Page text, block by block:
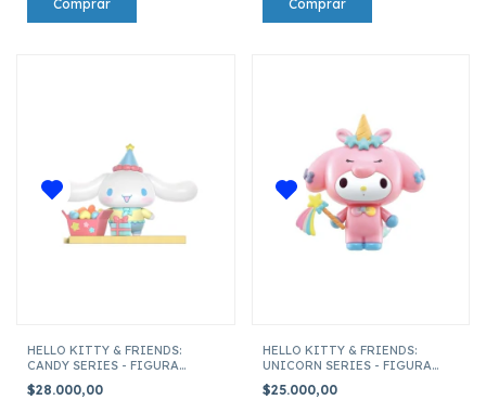
HELLO KITTY & FRIENDS:
CANDY SERIES - FIGURA
$28.000,00
HELLO KITTY & FRIENDS:
UNICORN SERIES - FIGURA
$25.000,00